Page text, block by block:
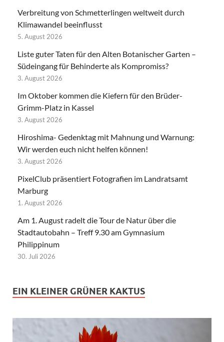
Verbreitung von Schmetterlingen weltweit durch
Klimawandel beeinflusst
5. August 2026
Liste guter Taten für den Alten Botanischer Garten –
Südeingang für Behinderte als Kompromiss?
3. August 2026
Im Oktober kommen die Kiefern für den Brüder-
Grimm-Platz in Kassel
3. August 2026
Hiroshima- Gedenktag mit Mahnung und Warnung:
Wir werden euch nicht helfen können!
3. August 2026
PixelClub präsentiert Fotografien im Landratsamt
Marburg
1. August 2026
Am 1. August radelt die Tour de Natur über die
Stadtautobahn – Treff 9.30 am Gymnasium
Philippinum
30. Juli 2026
EIN KLEINER GRÜNER KAKTUS